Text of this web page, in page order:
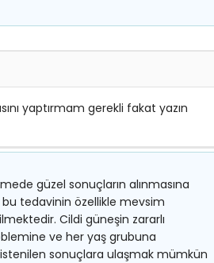
yaptırmam gerekli fakat yazın
güzel sonuçların alınmasına
tedavinin özellikle mevsim
Cildi güneşin zararlı
ve her yaş grubuna
sonuçlara ulaşmak mümkün